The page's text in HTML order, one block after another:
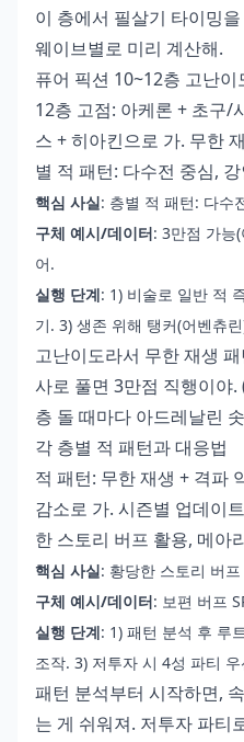
이 층에서 필살기 타이밍
웨이브별로 미리 계산해.
퓨어 픽션 10~12층 고난이
12층 고점: 아케론 + 초구/
스 + 히아킨으로 가. 무한
별 적 패턴: 다수전 중심,
핵심 사실: 층별 적 패턴: 다수
구체 예시/데이터: 3만점 가능
어.
실행 단계: 1) 비술로 일반 적
기. 3) 생존 위해 탱커(어벤츄
고난이도라서 무한 재생
사로 풀면 3만점 직행이야
층 돌 때마다 아드레날린
각 층별 적 패턴과 대응법
적 패턴: 무한 재생 + 격파
감소로 가. 시즌별 업데이
한 스토리 버프 활용, 메아
핵심 사실: 황당한 스토리 버
구체 예시/데이터: 보편 버프
실행 단계: 1) 패턴 분석 후 루
조작. 3) 저투자 시 4성 파티 우
패턴 분석부터 시작하면,
는 게 쉬워져. 저투자 파티